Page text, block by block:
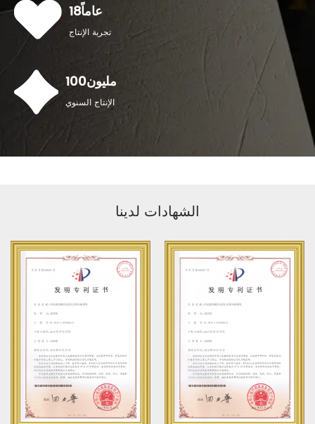
18عاماً
تجربة الإنتاج
100مليون
الإنتاج السنوي
الشهادات لدينا